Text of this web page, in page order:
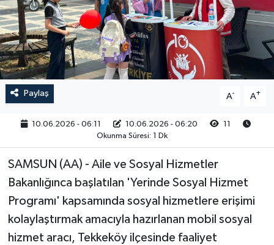
Paylaş A- A+
10.06.2026 - 06:11 10.06.2026 - 06:20
11
Okunma Süresi: 1 Dk
SAMSUN (AA) - Aile ve Sosyal Hizmetler
Bakanlığınca başlatılan 'Yerinde Sosyal Hizmet
Programı' kapsamında sosyal hizmetlere erişimi
kolaylaştırmak amacıyla hazırlanan mobil sosyal
hizmet aracı, Tekkeköy ilçesinde faaliyet
RESMİ İLAN